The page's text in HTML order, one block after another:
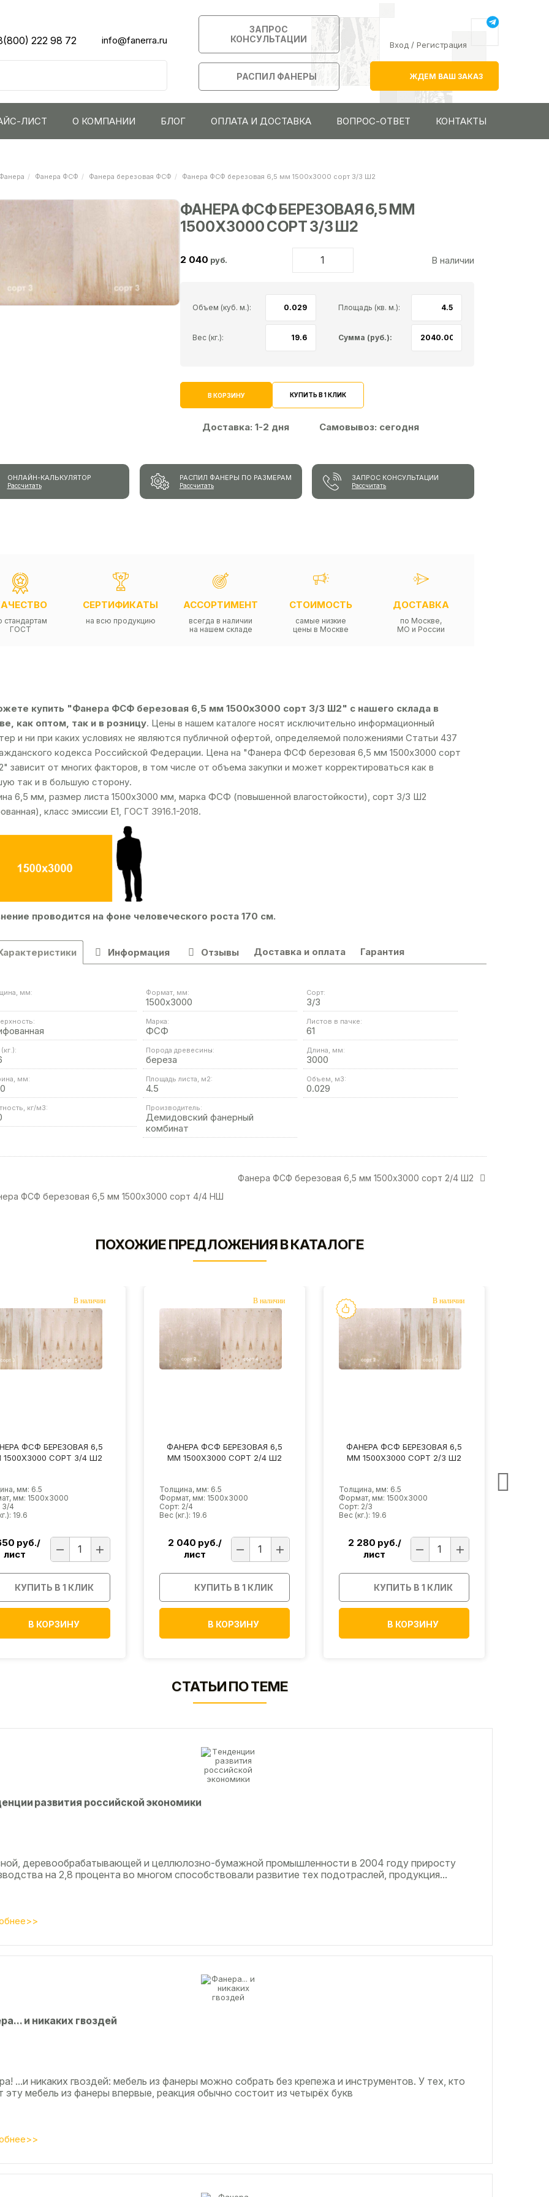
222 98 72 info@fanerra.ru
ЗАПРОС
КОНСУЛЬТАЦИИ
РАСПИЛ ФАНЕРЫ
Вход / Регистрация
ЖДЕМ ВАШ ЗАКАЗ
ЛИСТ О КОМПАНИИ БЛОГ ОПЛАТА И ДОСТАВКА ВОПРОС-ОТВЕТ КОНТАКТЫ
Фанера Фанера ФСФ Фанера березовая ФСФ Фанера ФСФ березовая 6,5 мм 1500х3000 сорт 3/3 Ш2
ФАНЕРА ФСФ БЕРЕЗОВАЯ 6,5 ММ
1500Х3000 СОРТ 3/3 Ш2
2 040 руб. В наличии
Объем (куб. м.): Площадь (кв. м.):
Вес (кг.): Сумма (руб.):
В КОРЗИНУ КУПИТЬ В 1 КЛИК
Доставка:1-2 дня Самовывоз: сегодня
ОНЛАЙН-КАЛЬКУЛЯТОР
Рассчитать
РАСПИЛ ФАНЕРЫ ПО РАЗМЕРАМ
Рассчитать
ЗАПРОС КОНСУЛЬТАЦИИ
Рассчитать
стандартам
ГОСТ
СЕРТИФИКАТЫ
на всю продукцию
АССОРТИМЕНТ
всегда в наличии
на нашем складе
СТОИМОСТЬ
самые низкие
цены в Москве
ДОСТАВКА
по Москве,
МО и России
купить "Фанера ФСФ березовая 6,5 мм 1500х3000 сорт 3/3 Ш2" с нашего склада в
как оптом, так и в розницу. Цены в нашем каталоге носят исключительно информационный
и ни при каких условиях не являются публичной офертой, определяемой положениями Статьи 437
кодекса Российской Федерации. Цена на "Фанера ФСФ березовая 6,5 мм 1500х3000 сорт
зависит от многих факторов, в том числе от объема закупки и может корректироваться как в
так и в большую сторону.
6,5 мм, размер листа 1500х3000 мм, марка ФСФ (повышенной влагостойкости), сорт 3/3 Ш2
класс эмиссии Е1, ГОСТ 3916.1-2018.
проводится на фоне человеческого роста 170 см.
Информация Отзывы Доставка и оплата Гарантия
мм: Формат, мм:
1500х3000
Сорт:
3/3
Марка:
ФСФ
Листов в пачке:
61
Порода древесины:
береза
Длина, мм:
3000
мм: Площадь листа, м2:
4.5
Объем, м3:
0.029
кг/м3: Производитель:
Демидовский фанерный
комбинат
Фанера ФСФ березовая 6,5 мм 1500х3000 сорт 2/4 Ш2
ФСФ березовая 6,5 мм 1500х3000 сорт 4/4 НШ
ПОХОЖИЕ ПРЕДЛОЖЕНИЯ В КАТАЛОГЕ
ФСФ БЕРЕЗОВАЯ 6,5
СОРТ 3/4 Ш2
мм: 6.5
мм: 1500х3000
3/4
19.6
руб./
лист
КУПИТЬ В 1 КЛИК
В КОРЗИНУ
ФАНЕРА ФСФ БЕРЕЗОВАЯ 6,5
ММ 1500Х3000 СОРТ 2/4 Ш2
Толщина, мм: 6.5
Формат, мм: 1500х3000
Сорт: 2/4
Вес (кг.): 19.6
2 040 руб./
лист
КУПИТЬ В 1 КЛИК
В КОРЗИНУ
ФАНЕРА ФСФ БЕРЕЗОВАЯ 6,5
ММ 1500Х3000 СОРТ 2/3 Ш2
Толщина, мм: 6.5
Формат, мм: 1500х3000
Сорт: 2/3
Вес (кг.): 19.6
2 280 руб./
лист
КУПИТЬ В 1 КЛИК
В КОРЗИНУ
СТАТЬИ ПО ТЕМЕ
paзвития poccийcкoй экoнoмики
деревообрабатывающей и целлюлозно-бумажной промышленности в 2004 году приросту
на 2,8 процента во многом способствовали развитие тех подотраслей, продукция...
и никaкиx гвoздeй
...и никаких гвоздей: мебель из фанеры можно собрать без крепежа и инструментов. У тех, кто
эту мебель из фанеры впервые, реакция обычно состоит из четырёх букв